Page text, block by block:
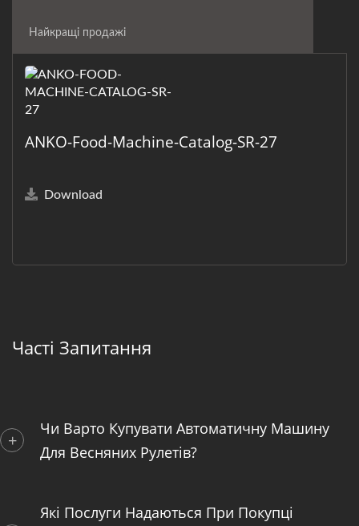
Найкращі продажі
ANKO-Food-Machine-Catalog-SR-27
Download
Часті Запитання
Чи Варто Купувати Автоматичну Машину
Для Весняних Рулетів?
Які Послуги Надаються При Покупці